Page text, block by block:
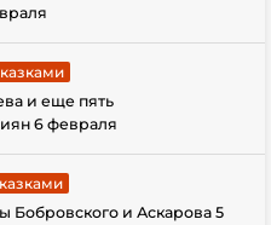
и еще пять
6 февраля
Бобровского и Аскарова 5